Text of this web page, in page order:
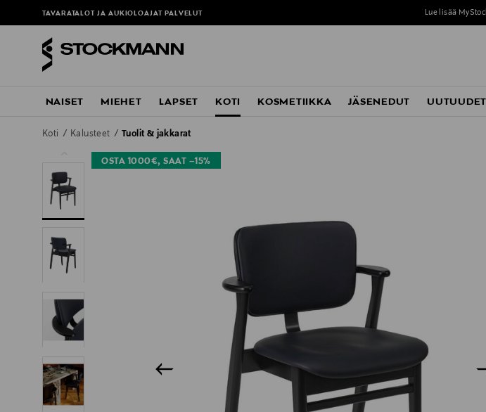
TAVARATALOT JA AUKIOLOAJAT PALVELUT Lue lisää
NAISET MIEHET LAPSET KOTI KOSMETIIKKA JÄSENEDUT UUTUUDET
Koti Kalusteet Tuolit & jakkarat
OSTA 1000€, SAAT –15%